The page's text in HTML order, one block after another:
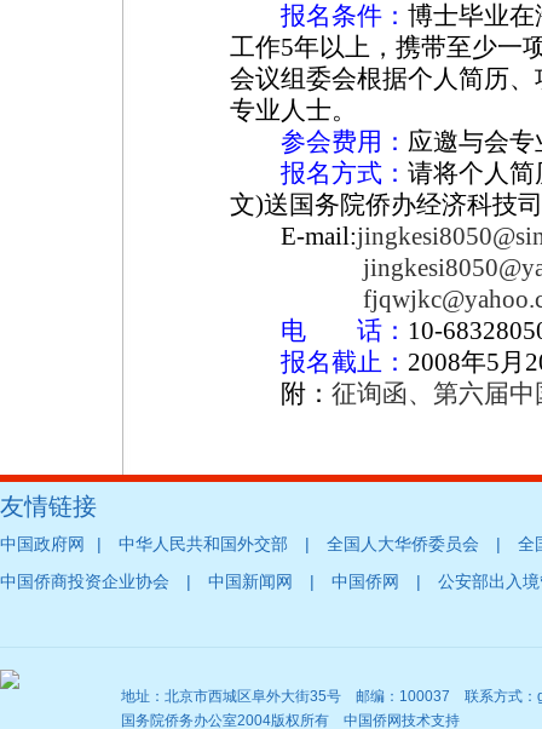
报名条件： 博士毕业
工作5年以上，携带至少一
会议组委会根据个人简历
专业人士。
参会费用： 应邀与会
报名方式： 请将个人
文)送国务院侨办经济科技
E-mail:
电 话： 10-
报名截止： 2008年5月
附： 征询函、第六届
友情链接
中国政府网 | 中华人民共和国外交部 | 全国人大华侨委员会 | 全
中国侨商投资企业协会 | 中国新闻网 | 中国侨网 | 公安部出入
地址：北京市西城区阜外大街35号 邮编：100037 联系方式：
国务院侨务办公室2004版权所有 中国侨网技术支持